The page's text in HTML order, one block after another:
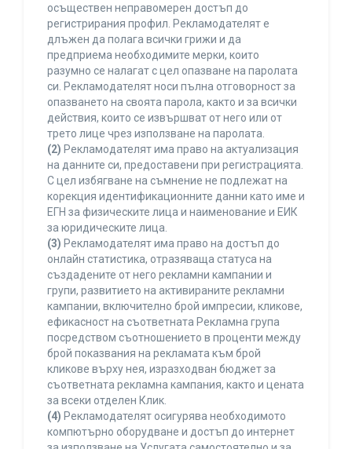
осъществен неправомерен достъп до
регистрирания профил. Рекламодателят е
длъжен да полага всички грижи и да
предприема необходимите мерки, които
разумно се налагат с цел опазване на паролата
си. Рекламодателят носи пълна отговорност за
опазването на своята парола, както и за всички
действия, които се извършват от него или от
трето лице чрез използване на паролата.
(2) Рекламодателят има право на актуализация
на данните си, предоставени при регистрацията.
С цел избягване на съмнение не подлежат на
корекция идентификационните данни като име и
ЕГН за физическите лица и наименование и ЕИК
за юридическите лица.
(3) Рекламодателят има право на достъп до
онлайн статистика, отразяваща статуса на
създадените от него рекламни кампании и
групи, развитието на активираните рекламни
кампании, включително брой импресии, кликове,
ефикасност на съответната Рекламна група
посредством съотношението в проценти между
брой показвания на рекламата към брой
кликове върху нея, изразходван бюджет за
съответната рекламна кампания, както и цената
за всеки отделен Клик.
(4) Рекламодателят осигурява необходимото
компютърно оборудване и достъп до интернет